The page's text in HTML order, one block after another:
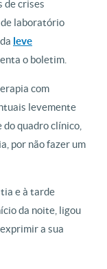
de crises
laboratório
leve
o boletim.
com
levemente
quadro clínico,
por não fazer um
e à tarde
da noite, ligou
a sua